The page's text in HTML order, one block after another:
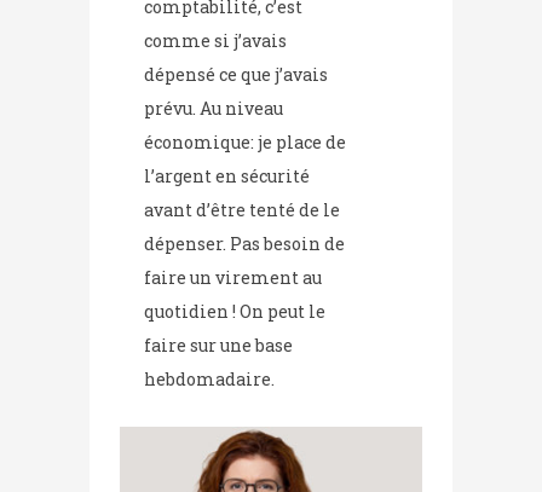
comptabilité, c’est
comme si j’avais
dépensé ce que j’avais
prévu. Au niveau
économique: je place de
l’argent en sécurité
avant d’être tenté de le
dépenser. Pas besoin de
faire un virement au
quotidien ! On peut le
faire sur une base
hebdomadaire.